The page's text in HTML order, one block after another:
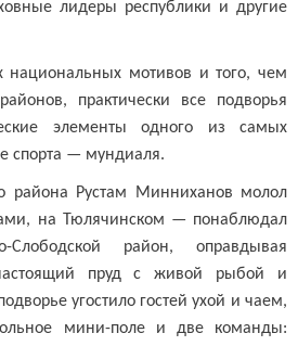
лидеры республики и другие
мотивов и того, чем
практически все подворья
элементы одного из самых
спорта — мундиаля.
района Рустам Минниханов молол
на Тюлячинском — понаблюдал
район, оправдывая
пруд с живой рыбой и
угостило гостей ухой и чаем,
мини-поле и две команды: